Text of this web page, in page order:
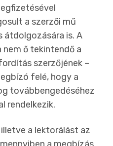
a szerzői mű
átdolgozására is. A
ő tekintendő a
szerzőjének –
felé, hogy a
továbbengedéséhez
rendelkezik.
a lektorálást az